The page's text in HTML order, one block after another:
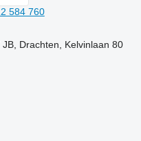
584 760
Drachten, Kelvinlaan 80